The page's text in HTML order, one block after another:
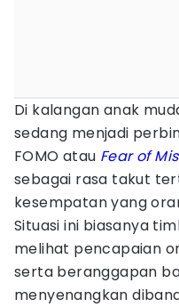
Di kalangan anak
sedang menjadi
FOMO atau Fear of
sebagai rasa takut
kesempatan yang
Situasi ini biasanya
melihat pencapaian
serta beranggapan
menyenangkan